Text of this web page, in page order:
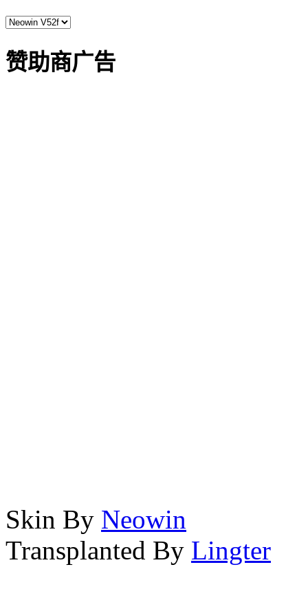
赞助商广告
Skin By Neowin
Transplanted By Lingter